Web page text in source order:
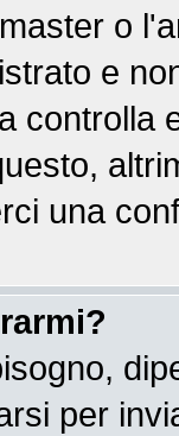
o
e
controlla
una
per